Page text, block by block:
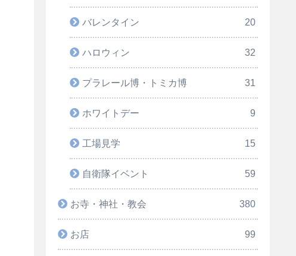
バレンタイン 20
ハロウィン 32
プラレール博・トミカ博 31
ホワイトデー 9
工場見学 15
自衛隊イベント 59
お寺・神社・教会 380
お店 99